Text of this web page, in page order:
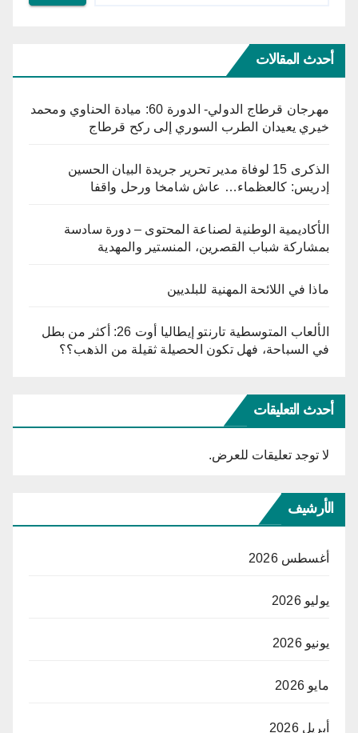
أحدث المقالات
مهرجان قرطاج الدولي- الدورة 60: ميادة الحناوي ومحمد
خيري يعيدان الطرب السوري إلى ركح قرطاج
الذكرى 15 لوفاة مدير تحرير جريدة البيان الحسين
إدريس: كالعظماء… عاش شامخا ورحل واقفا
الأكاديمية الوطنية لصناعة المحتوى – دورة سادسة
بمشاركة شباب القصرين، المنستير والمهدية
ماذا في اللائحة المهنية للبلديين
الألعاب المتوسطية تارنتو إيطاليا أوت 26: أكثر من بطل
في السباحة، فهل تكون الحصيلة ثقيلة من الذهب؟؟
أحدث التعليقات
لا توجد تعليقات للعرض.
الأرشيف
أغسطس 2026
يوليو 2026
يونيو 2026
مايو 2026
أبريل 2026